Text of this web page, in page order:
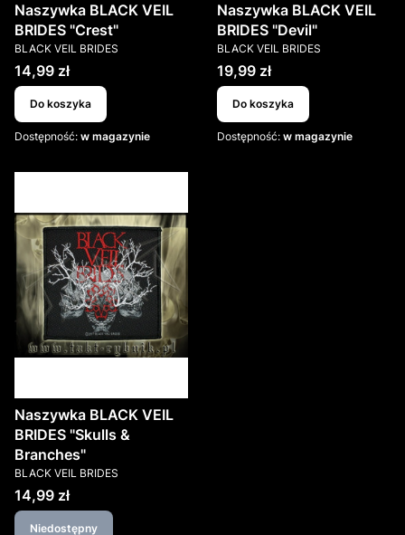
Naszywka BLACK VEIL
BRIDES "Crest"
PRODUCENT
BLACK VEIL BRIDES
Cena
14,99 zł
Do koszyka
Dostępność: w magazynie
Naszywka BLACK VEIL
BRIDES "Devil"
PRODUCENT
BLACK VEIL BRIDES
Cena
19,99 zł
Do koszyka
Dostępność: w magazynie
Naszywka BLACK VEIL
BRIDES "Skulls &
Branches"
PRODUCENT
BLACK VEIL BRIDES
Cena
14,99 zł
Niedostępny